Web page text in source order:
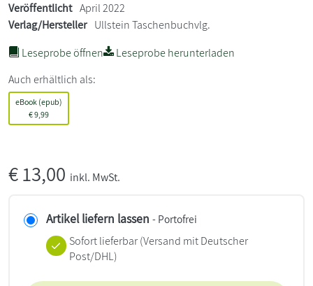
Veröffentlicht April 2022
Verlag/Hersteller Ullstein Taschenbuchvlg.
Leseprobe öffnen
Leseprobe herunterladen
Auch erhältlich als:
eBook (epub)
€9,99
€13,00 inkl. MwSt.
Artikel liefern lassen - Portofrei
Sofort lieferbar(Versand mit Deutscher
Post/DHL)